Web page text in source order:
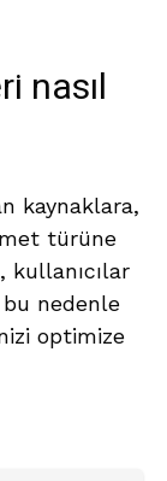
nasıl
kaynaklara,
türüne
kullanıcılar
bu nedenle
optimize